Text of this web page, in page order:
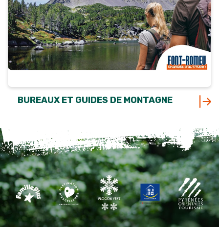
BUREAUX ET GUIDES DE MONTAGNE